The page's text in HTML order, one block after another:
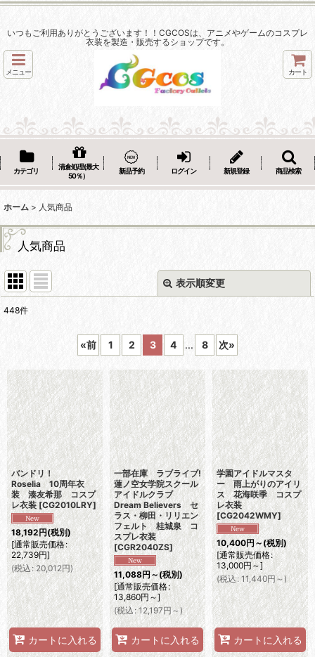
いつもご利用ありがとうございます！！CGCOSは、アニメやゲームのコスプレ
衣装を製造・販売するショップです。
メニュー カート
カテゴリ
清倉処理(最大
50％）
新品予約 ログイン 新規登録 商品検索
ホーム > 人気商品
人気商品
表示順変更
絞り込む
448件
«前 1 2 3 4 ... 8 次»
バンドリ！
Roselia 10周年衣
装 湊友希那 コスプ
レ衣装 [CG2010LRY]
18,192円(税別)
[通常販売価格:
22,739円]
(税込 : 20,012円)
カートに入れる
一部在庫 ラブライブ!
蓮ノ空女学院スクール
アイドルクラブ
Dream Believers セ
ラス・柳田・リリエン
フェルト 桂城泉 コ
スプレ衣装
[CGR2040ZS]
11,088円～(税別)
[通常販売価格:
13,860円～]
(税込 : 12,197円～)
カートに入れる
学園アイドルマスタ
ー 雨上がりのアイリ
ス 花海咲季 コスプ
レ衣装
[CG2042WMY]
10,400円～ (税別)
[通常販売価格:
13,000円～]
(税込: 11,440円～)
カートに入れる